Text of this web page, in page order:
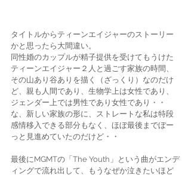
タイトルからティーンエイジャーのストーリー
かと思ったら大間違い。
同性婚のカップルが精子提供を受けてもうけた
ティーンエイジャー２人と過ごす家族の時間、
その山あり谷ありを描く（ざっくり）なのだけ
ど、親も人間であり、生物学上は女性であり、
ジェンダー上では男性であり女性であり・・
な、新しい家族の形に、ストレートな私は特段
感情移入できる部分もなく、ほぼ最後までぼー
っと見進めていたのだけど・・
最後にMGMTの「The Youth」という曲がエンデ
ィングで流れ出して、もうなぜか泣きたいほど